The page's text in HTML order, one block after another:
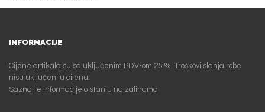
INFORMACIJE
Cijene artikala su sa uključenim PDV-om 25 %. Troškovi slanja robe
nisu uključeni u cijenu.
Saznajte informacije o stanju na zalihama